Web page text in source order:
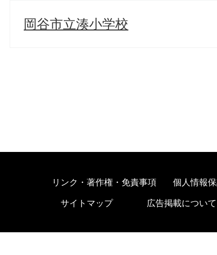
岡谷市立湊小学校
リンク・著作権・免責事項 個人情報
サイトマップ 広告掲載について